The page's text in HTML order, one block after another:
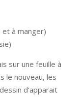
à manger)
sur une feuille à
le nouveau, les
d'apparait